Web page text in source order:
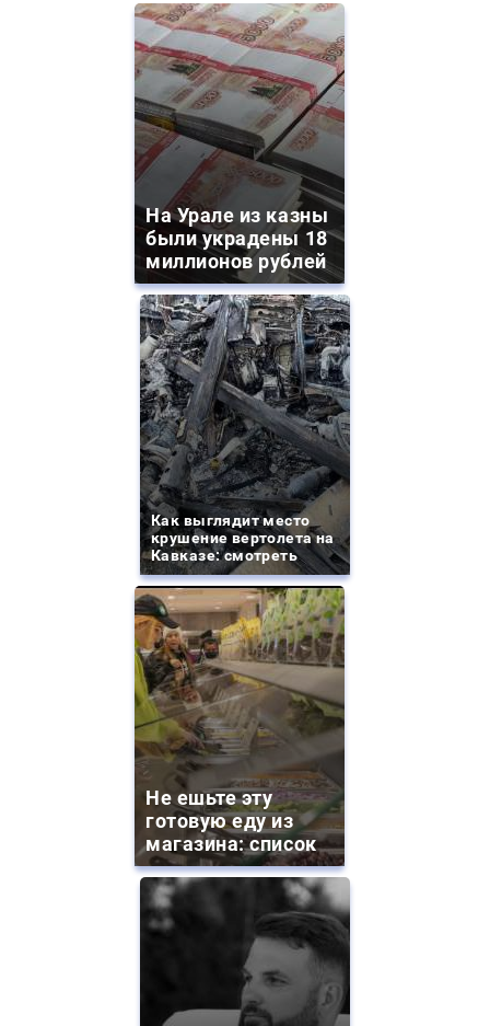
На Урале из казны
были украдены 18
миллионов рублей
Как выглядит место
крушение вертолета на
Кавказе: смотреть
Не ешьте эту
готовую еду из
магазина: список